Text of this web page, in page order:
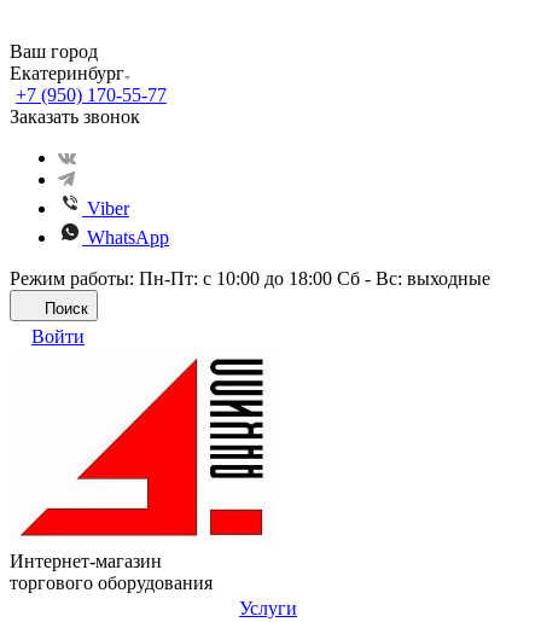
Ваш город
Екатеринбург
+7 (950) 170-55-77
Заказать звонок
Viber
WhatsApp
Режим работы: Пн-Пт: с 10:00 до 18:00 Сб - Вс: выходные
Поиск
Войти
Интернет-магазин
торгового оборудования
Услуги